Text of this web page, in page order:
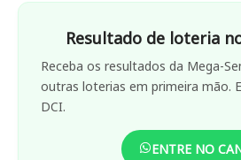
Resultado de loteria
Receba os resultados da Mega-
outras loterias em primeira mão.
DCI.
ENTRE NO